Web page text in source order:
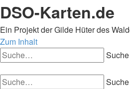
DSO-Karten.de
Ein Projekt der Gilde Hüter des
Zum Inhalt
Suche
Suche